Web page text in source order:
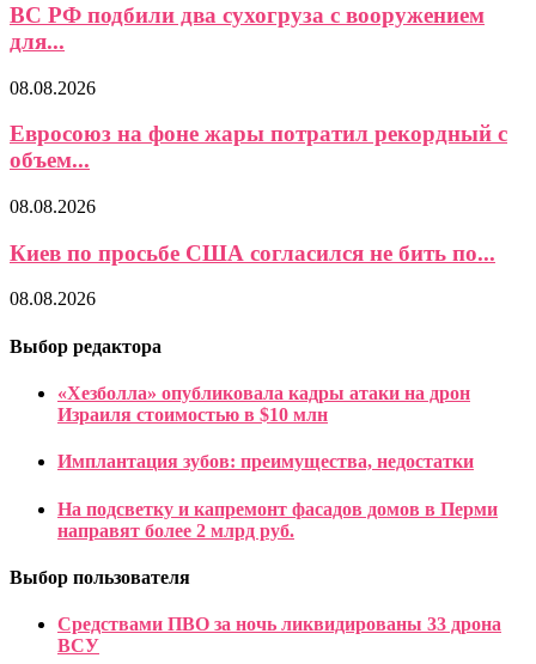
ВС РФ подбили два сухогруза с вооружением
для...
08.08.2026
Евросоюз на фоне жары потратил рекордный с
объем...
08.08.2026
Киев по просьбе США согласился не бить по...
08.08.2026
Выбор редактора
«Хезболла» опубликовала кадры атаки на дрон
Израиля стоимостью в $10 млн
Имплантация зубов: преимущества, недостатки
На подсветку и капремонт фасадов домов в Перми
направят более 2 млрд руб.
Выбор пользователя
Средствами ПВО за ночь ликвидированы 33 дрона
ВСУ